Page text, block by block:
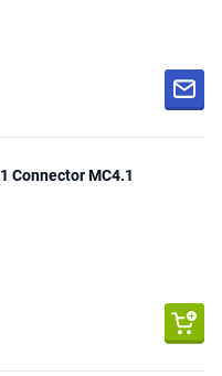
Connector MC4.1